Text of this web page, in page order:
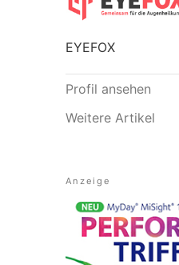
EYEFOX
Profil ansehen
Weitere Artikel